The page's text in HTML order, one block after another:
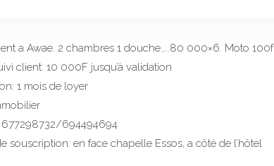
a Awae. 2 chambres 1 douche…..80 000×6. Moto 100f
client: 10 000F jusqu’à validation
1 mois de loyer
677298732/694494694
souscription: en face chapelle Essos, a côté de l’hôtel